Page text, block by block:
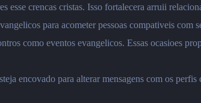
crencas cristas. Isso fortalecera arruii
para acometer pessoas compativeis com
como eventos evangelicos. Essas ocasioes
encovado para alterar mensagens com os